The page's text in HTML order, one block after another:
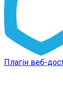
Плагін веб-